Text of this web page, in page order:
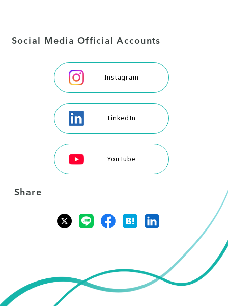
Social Media Official Accounts
Instagram
LinkedIn
YouTube
Share